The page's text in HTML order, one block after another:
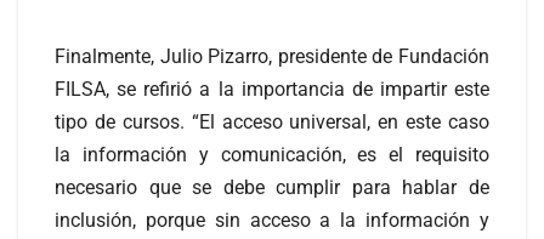
Finalmente, Julio Pizarro, presidente de Fundación
FILSA, se refirió a la importancia de impartir este
tipo de cursos. “El acceso universal, en este caso
la información y comunicación, es el requisito
necesario que se debe cumplir para hablar de
inclusión, porque sin acceso a la información y